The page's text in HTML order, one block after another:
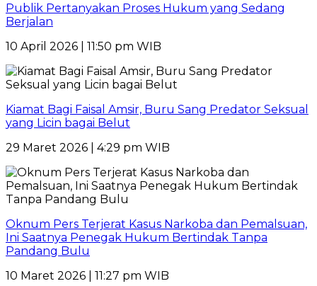
Publik Pertanyakan Proses Hukum yang Sedang
Berjalan
10 April 2026 | 11:50 pm WIB
Kiamat Bagi Faisal Amsir, Buru Sang Predator Seksual
yang Licin bagai Belut
29 Maret 2026 | 4:29 pm WIB
Oknum Pers Terjerat Kasus Narkoba dan Pemalsuan,
Ini Saatnya Penegak Hukum Bertindak Tanpa
Pandang Bulu
10 Maret 2026 | 11:27 pm WIB